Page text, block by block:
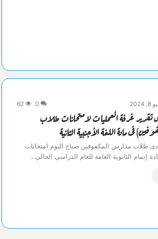
2024
0
62
تقرير غرفة العمليات لامتحانات طلاب
فى مادة اللغة الأجنبية الثانية
طلاب مدارس المكفوفين صباح اليوم امتحانات
إتمام الثانوية العامة للعام الدراسي الحالي…